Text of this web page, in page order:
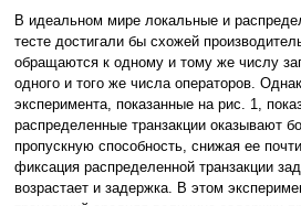
В идеальном мире локальные и
тесте достигали бы схожей
обращаются к одному и тому же числу
одного и того же числа операторов.
эксперимента, показанные на рис. 1,
распределенные транзакции оказывают
пропускную способность, снижая ее
фиксация распределенной транзакции
возрастает и задержка. В этом